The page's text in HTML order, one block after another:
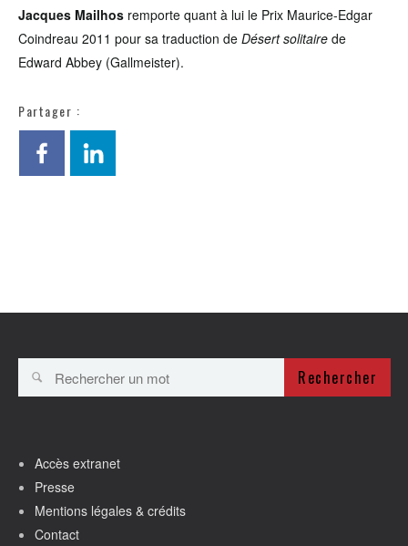
Jacques Mailhos remporte quant à lui le Prix Maurice-Edgar
Coindreau 2011 pour sa traduction de Désert solitaire de
Edward Abbey (Gallmeister).
Partager :
Rechercher
Accès extranet
Presse
Mentions légales & crédits
Contact